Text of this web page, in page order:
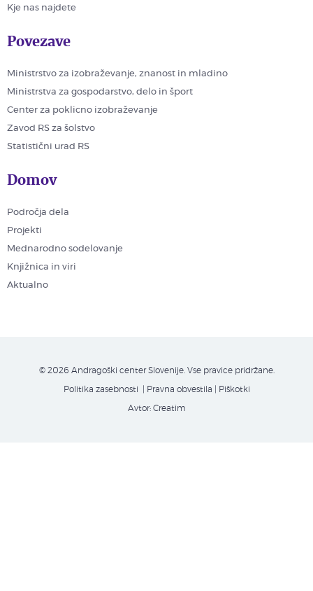
Kje nas najdete
Povezave
Ministrstvo za izobraževanje, znanost in mladino
Ministrstva za gospodarstvo, delo in šport
Center za poklicno izobraževanje
Zavod RS za šolstvo
Statistični urad RS
Domov
Področja dela
Projekti
Mednarodno sodelovanje
Knjižnica in viri
Aktualno
© 2026 Andragoški center Slovenije. Vse pravice pridržane.
Politika zasebnosti | Pravna obvestila Piškotki
Avtor: Creatim